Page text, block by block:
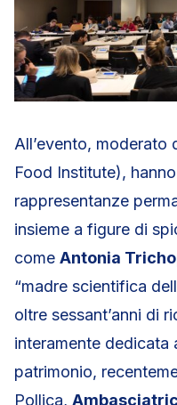
All’evento, moderato
Food Institute),
rappresentanze
insieme a figure di
come Antonia
“madre scientifica
oltre sessant’anni di
interamente dedicata
patrimonio,
Pollica,